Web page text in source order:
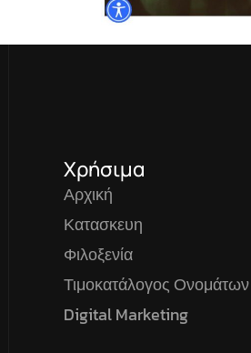
Χρήσιμα
Αρχική
Κατασκευη
Φιλοξενία
Τιμοκατάλογος Ονομάτων
Digital Marketing